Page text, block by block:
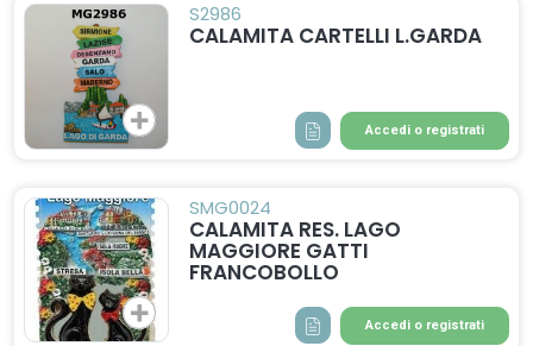
S2986
CALAMITA CARTELLI L.GARDA
Accedi o registrati
SMG0024
CALAMITA RES. LAGO
MAGGIORE GATTI
FRANCOBOLLO
Accedi o registrati